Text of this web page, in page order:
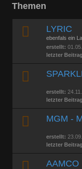
Themen
LYRIC
ebenfals ein
erstellt:
letzter
erstellt:
letzter
MGM -
erstellt:
letzter
AAMCO